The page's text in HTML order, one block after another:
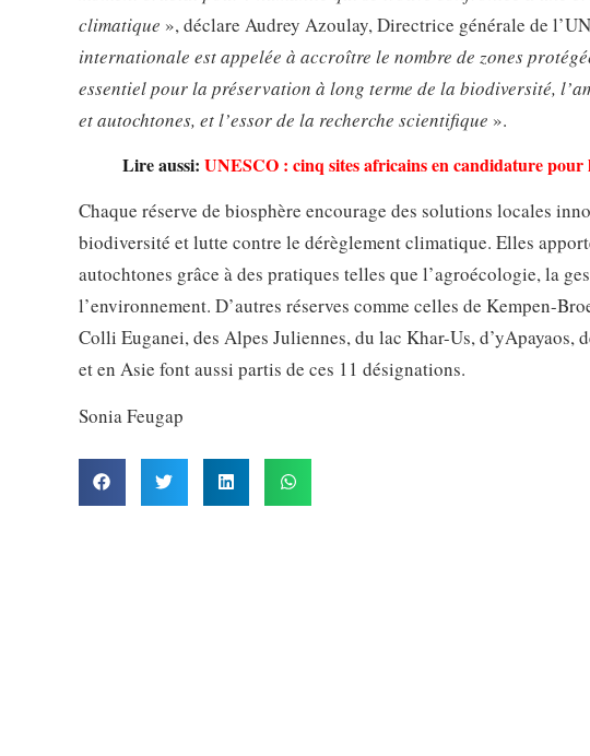
climatique », déclare Audrey Azoulay, Directrice générale de
internationale est appelée à accroître le nombre de zones
essentiel pour la préservation à long terme de la biodiversité,
et autochtones, et l’essor de la recherche scientifique ».
Lire aussi: UNESCO : cinq sites africains en candidature
Chaque réserve de biosphère encourage des solutions locales
biodiversité et lutte contre le dérèglement climatique. Elles
autochtones grâce à des pratiques telles que l’agroécologie, la
l’environnement. D’autres réserves comme celles de Kempen-
Colli Euganei, des Alpes Juliennes, du lac Khar-Us, d’yApayaos,
et en Asie font aussi partis de ces 11 désignations.
Sonia Feugap